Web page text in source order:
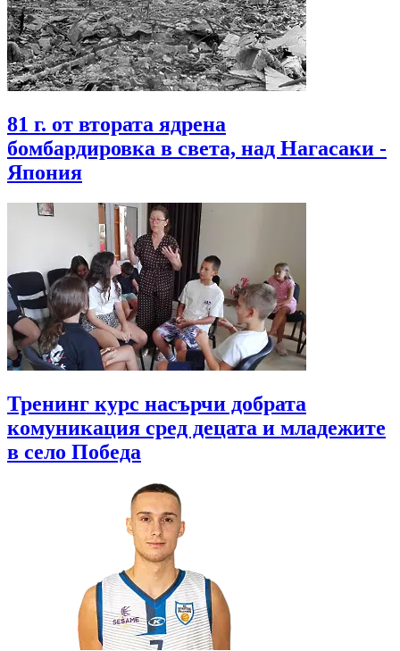
81 г. от втората ядрена
бомбардировка в света, над Нагасаки -
Япония
Тренинг курс насърчи добрата
комуникация сред децата и младежите
в село Победа